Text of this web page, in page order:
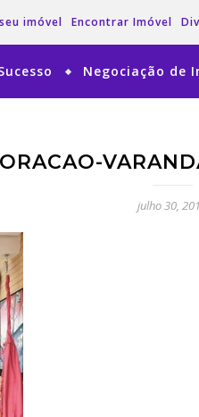
imóvel Encontrar Imóvel
Negociação de
julho 30,